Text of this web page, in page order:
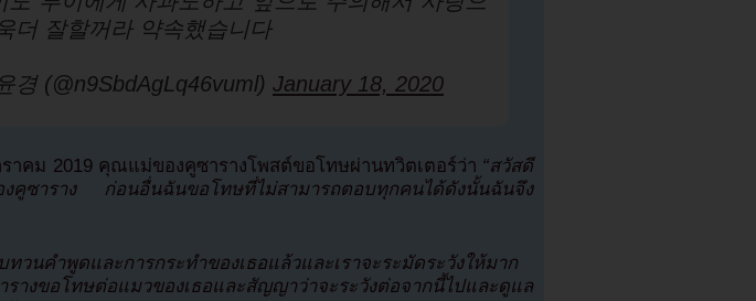
더 잘할꺼라 약속했습니다
경 (@n9SbdAgLq46vuml) January 18, 2020
าคม 2019 คุณแม่ของคูซารางโพสต์ขอโทษผ่านทวิตเตอร์ว่า “สวัสดี
งคูซาราง ก่อนอื่นฉันขอโทษที่ไม่สามารถตอบทุกคนได้ดังนั้นฉันจึง
ทวนคำพูดและการกระทำของเธอแล้วและเราจะระมัดระวังให้มาก
งขอโทษต่อแมวของเธอและสัญญาว่าจะระวังต่อจากนี้ไปและดูแล